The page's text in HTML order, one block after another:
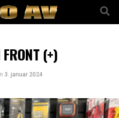
(+)
3. januar 2024